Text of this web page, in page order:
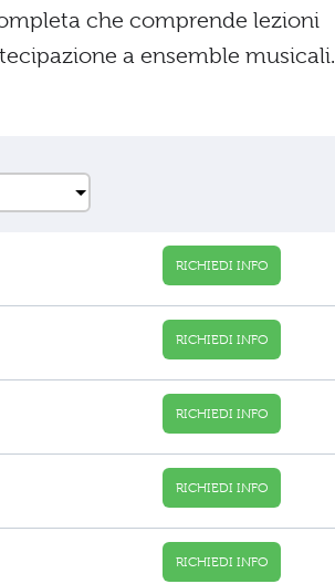
che comprende lezioni
a ensemble musicali.
RICHIEDI INFO
RICHIEDI INFO
RICHIEDI INFO
RICHIEDI INFO
RICHIEDI INFO